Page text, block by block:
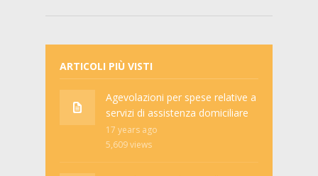
ARTICOLI PIÙ VISTI
Agevolazioni per spese relative a
servizi di assistenza domiciliare
17 years ago
5,609views